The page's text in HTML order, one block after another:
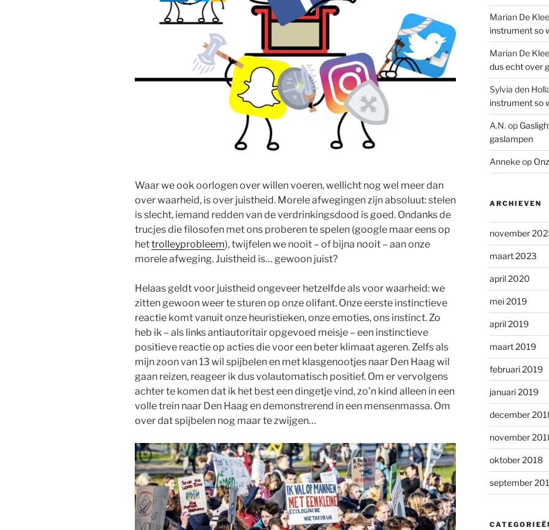
Waar we ook oorlogen over willen voeren, wellicht nog wel meer dan
over waarheid, is over juistheid. Morele afwegingen zijn absoluut: stelen
is slecht, iemand redden van de verdrinkingsdood is goed. Ondanks de
trucjes die filosofen met ons proberen te spelen (google maar eens op
hettrolleyprobleem), twijfelen we nooit – of bijna nooit – aan onze
morele afweging. Juistheid is… gewoon juist?
Helaas geldt voor juistheid ongeveer hetzelfde als voor waarheid: we
zitten gewoon weer te sturen op onze olifant. Onze eerste instinctieve
reactie komt vanuit onze heuristieken, onze emoties, ons instinct. Zo
heb ik – als links antiautoritair opgevoed meisje – een instinctieve
positieve reactie op acties die voor een beter klimaat ageren. Zelfs als
mijn zoon van 13 wil spijbelen en met klasgenootjes naar Den Haag wil
gaan reizen, reageer ik dus volautomatisch positief. Om er vervolgens
achter te komen dat ik het best een dingetje vind, zo’n kind alleen in een
volle trein naar Den Haag en demonstrerend in een mensenmassa. Om
over dat spijbelen nog maar te zwijgen…
Marian De
instrument so
Marian De
dus echt over
Sylvia den
instrument so
A.N. op
gaslampen
Annekeop
ARCHIEVEN
november
maart 2023
april 2020
mei 2019
april 2019
maart 2019
februari 2019
januari 2019
december
november
oktober 2018
september